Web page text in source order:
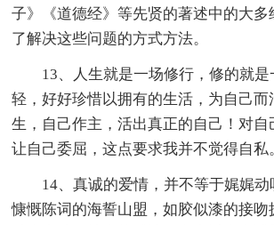
子》《道德经》等先贤的著述中的大多
了解决这些问题的方式方法。
13、人生就是一场修行，修的就
轻，好好珍惜以拥有的生活，为自己而
生，自己作主，活出真正的自己！对自
让自己委屈，这点要求我并不觉得自私
14、真诚的爱情，并不等于娓娓动
慷慨陈词的海誓山盟，如胶似漆的接吻